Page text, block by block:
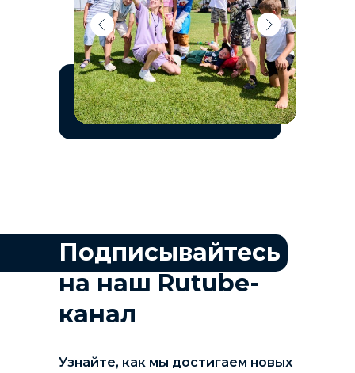
Узнайте, как мы достигаем новых
Подписывайтесь
на наш Rutube-
канал